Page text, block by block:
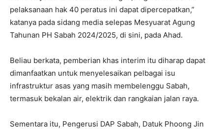
pelaksanaan hak 40 peratus ini dapat dipercepatkan,”
katanya pada sidang media selepas Mesyuarat Agung
Tahunan PH Sabah 2024/2025, di sini, pada Ahad.
Beliau berkata, pemberian khas interim itu diharap dapat
dimanfaatkan untuk menyelesaikan pelbagai isu
infrastruktur asas yang masih membelenggu Sabah,
termasuk bekalan air, elektrik dan rangkaian jalan raya.
Sementara itu, Pengerusi DAP Sabah, Datuk Phoong Jin